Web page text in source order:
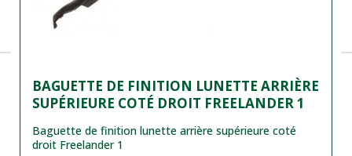
BAGUETTE DE FINITION LUNETTE ARRIÈRE
SUPÉRIEURE COTÉ DROIT FREELANDER 1
Baguette de finition lunette arrière supérieure coté
droit Freelander 1